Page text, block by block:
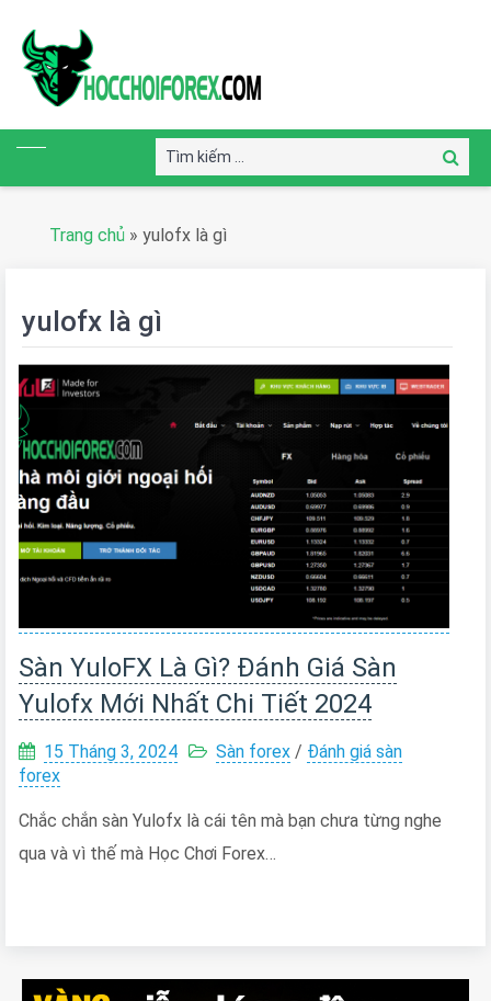
Tìm
kiếm:
Tìm
kiếm
Trang chủ » yulofx là gì
yulofx là gì
Sàn YuloFX Là Gì? Đánh Giá Sàn
Yulofx Mới Nhất Chi Tiết 2024
15 Tháng 3, 2024 Sàn forex / Đánh giá sàn
forex
Chắc chắn sàn Yulofx là cái tên mà bạn chưa từng nghe
qua và vì thế mà Học Chơi Forex…